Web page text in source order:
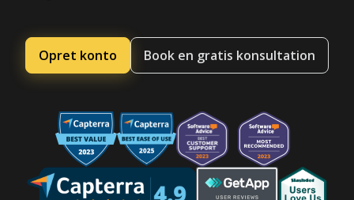
Opret konto Book en gratis konsultation